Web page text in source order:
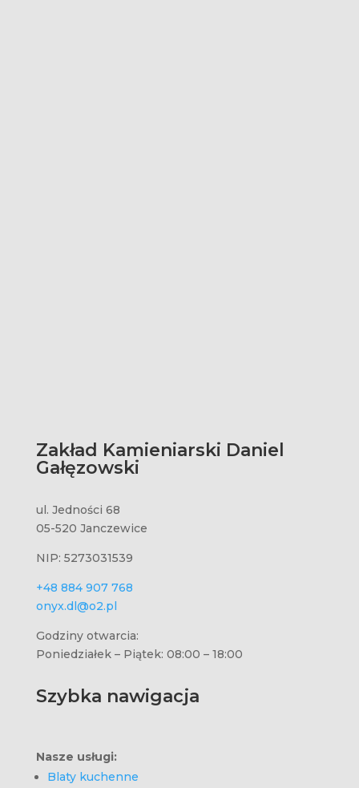
Zakład Kamieniarski Daniel
Gałęzowski
ul. Jedności 68
05-520 Janczewice
NIP: 5273031539
+48 884 907 768
onyx.dl@o2.pl
Godziny otwarcia:
Poniedziałek – Piątek: 08:00 – 18:00
Szybka nawigacja
Nasze usługi:
Blaty kuchenne